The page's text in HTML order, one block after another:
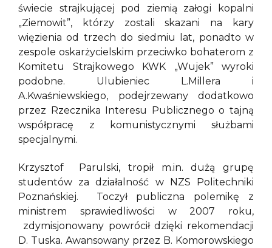
świecie strajkującej pod ziemią załogi kopalni
„Ziemowit”, którzy zostali skazani na kary
więzienia od trzech do siedmiu lat, ponadto w
zespole oskarżycielskim przeciwko bohaterom z
Komitetu Strajkowego KWK „Wujek” wyroki
podobne. Ulubieniec L.Millera i
A.Kwaśniewskiego, podejrzewany dodatkowo
przez Rzecznika Interesu Publicznego o tajną
współpracę z komunistycznymi służbami
specjalnymi.
Krzysztof Parulski, tropił m.in. dużą grupę
studentów za działalność w NZS Politechniki
Poznańskiej. Toczył publiczna polemikę z
ministrem sprawiedliwości w 2007 roku,
zdymisjonowany powrócił dzięki rekomendacji
D. Tuska. Awansowany przez B. Komorowskiego